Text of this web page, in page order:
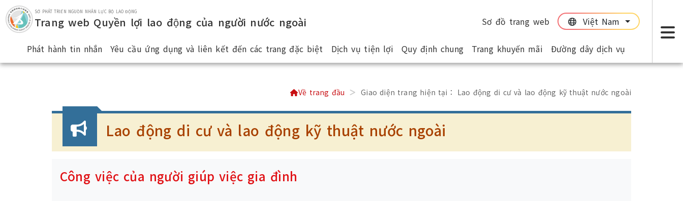
Nhảy đến khu vực chủ yếu.
SỞ PHÁT TRIỂN NGUỒN NHÂN LỰC BỘ LAO ĐỘNG
Trang web Quyền lợi lao động của người nước ngoài Sơ đồ trang web Việt Nam
Phát hành tin nhắn
Yêu cầu ứng dụng và liên kết đến các trang đặc biệt Dịch vụ tiện lợi Quy định chung Trang khuyến mãi Đường dây dịch vụ
Về trang đầu Giao diện trang hiện tại： Lao động di cư và lao động kỹ thuật nước ngoài
Lao động di cư và lao động kỹ thuật nước ngoài
Công việc của người giúp việc gia đình